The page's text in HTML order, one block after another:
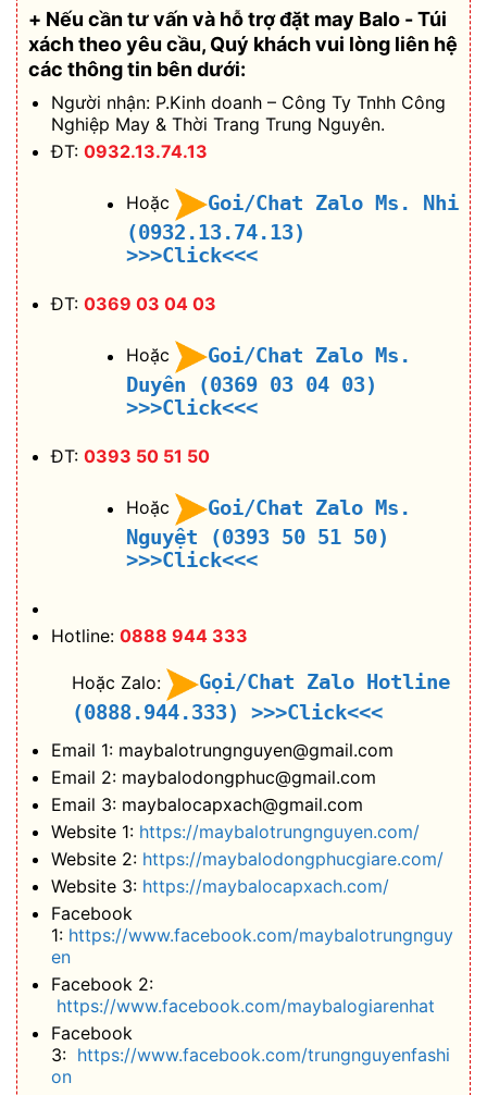
+ Nếu cần tư vấn và hỗ trợđặt may Balo - Túi
xách theo yêu cầu, Quý khách vui lòng liên hệ
các thông tin bên dưới:
Người nhận: P.Kinh doanh – Công Ty Tnhh Công
Nghiệp May & Thời Trang Trung Nguyên.
ĐT: 0932.13.74.13
Hoặc
Goi/Chat Zalo Ms. Nhi
(0932.13.74.13)
>>>Click<<<
ĐT: 0369 03 04 03
Hoặc
Goi/Chat Zalo Ms.
Duyên (0369 03 04 03)
>>>Click<<<
ĐT: 0393 50 51 50
Hoặc
Goi/Chat Zalo Ms.
Nguyệt (0393 50 51 50)
>>>Click<<<
Hotline: 0888 944 333
Hoặc Zalo:
Gọi/Chat Zalo Hotline
(0888.944.333)
>>>Click<<<
Email 1: maybalotrungnguyen@gmail.com
Email 2: maybalodongphuc@gmail.com
Email 3: maybalocapxach@gmail.com
Website 1: https://maybalotrungnguyen.com/
Website 2: https://maybalodongphucgiare.com/
Website 3: https://maybalocapxach.com/
Facebook
1: https://www.facebook.com/maybalotrungnguy
en
Facebook 2:
https://www.facebook.com/maybalogiarenhat
Facebook
3: https://www.facebook.com/trungnguyenfashi
on